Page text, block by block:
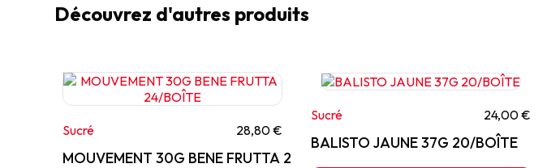
Découvrez d'autres produits
Sucré 28,80 €
MOUVEMENT 30G BENE FRUTTA 24/BOÎTE
Sucré 24,00 €
BALISTO JAUNE 37G 20/BOÎTE